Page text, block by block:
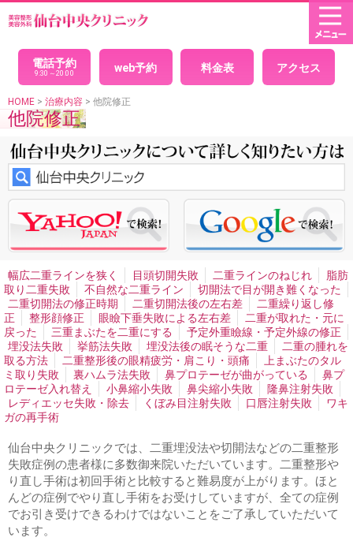
HOME
× 閉じる
パッチリ目デカ目二重
二重埋没法
腫れない二重 埋没法の経過
腫れないパッチ
リ目
印象を変えないで綺麗になりたい、クイック二重
自
然な二重
黒目整形
の戻らない二重
い
二重全切開法
二重左右差修正
平行二重 末広二重
セクシー二重ネコ目
整形
二重の幅を広げたい
まつ毛の生え際が見える二重
アイプチかぶれ
顔面の非対称・バランス
男性二重切開法
イケメン二重
目尻切開
切れ長の目 目の横幅を広げる 眼瞼下垂
切ら
ない眼瞼下垂
目つき矯正 眼瞼下垂による左右差
ハード
コンタクトによる眼瞼下垂
腫れない眼瞼下垂
重症眼瞼下
上まぶたのたるみとり
目の下のシワたるみ取りクマ消
膨らみ取り
切らないタルミ取り手術 離れ目
幼く見える
顔の整形
魅力的な目元整形 目と眉を近づける
くぼみ目
治療
プチ整形
目の下ヒアルロン酸注入
目の周りのシワ
涙袋形成、涙堂
形成
法令線ヒアルロン酸注入 口周りのシワ取り
口角ヒ
アルロン酸注入
上唇のシワ取りヒアルロン酸注入
エラ小
顔注射
小顔になりたい 鼻ヒアルロン酸注入
男性の隆鼻
ヒアルロン酸
顎ヒアルロン酸注入
ホホの窪みヒアルロン
酸注入
鼻、あご、唇
隆鼻、鼻プロテーゼ
鼻筋を通す
鼻の穴を見えなくする
鼻の穴が大きい
小鼻縮小・鼻幅縮小
鼻尖縮小・鼻尖形成
鼻を小さくする
鼻が横に広がっている
団子鼻を治したい
鼻が目立つ顔
あぐら鼻の整形 外人のような鼻
鼻が嫌
お勧め鼻整形
鼻中隔延長 人中短縮・鼻下短縮
鼻の形を
整える整形
電話予約
9:30～20:00 web予約 料金表 アクセス
HOME > 治療内容 > 他院修正
他院修正
幅広二重ラインを狭く 目頭切開失敗 二重ラインのねじれ
脂肪
取り二重失敗
不自然な二重ライン
切開法で目が開き難くなった
二重切開法の修正時期
二重切開法後の左右差
二重繰り返し修
正
整形顔修正 眼瞼下垂失敗による左右差
二重が取れた・元に
戻った
三重まぶたを二重にする
予定外重瞼線・予定外線の修正
埋没法失敗
挙筋法失敗 埋没法後の眠そうな二重
二重の腫れを
取る方法
二重整形後の眼精疲労・肩こり・頭痛
上まぶたのタル
ミ取り失敗
裏ハムラ法失敗 鼻プロテーゼが曲がっている
鼻プ
ロテーゼ入れ替え
小鼻縮小失敗 鼻尖縮小失敗
隆鼻注射失敗
レディエッセ失敗・除去
くぼみ目注射失敗 口唇注射失敗
ワキ
ガの再手術
仙台中央クリニックでは、二重埋没法や切開法などの二重整形
失敗症例の患者様に多数御来院いただいています。二重整形や
り直し手術は初回手術と比較すると難易度が上がります。ほと
んどの症例でやり直し手術をお受けしていますが、全ての症例
でお引き受けできるわけではないことをご了承していただいて
います。